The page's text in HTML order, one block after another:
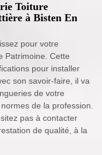
Toiture
à Bisten En
pour votre
Patrimoine. Cette
pour installer
son savoir-faire, il va
de votre
de la profession.
pas à contacter
de qualité, à la